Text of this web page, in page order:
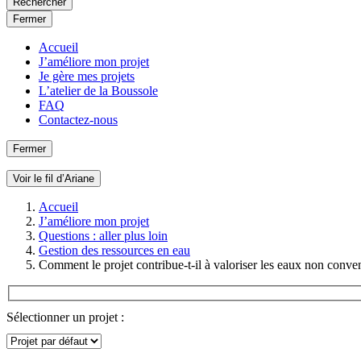
Fermer
Accueil
J’améliore mon projet
Je gère mes projets
L’atelier de la Boussole
FAQ
Contactez-nous
Fermer
Voir le fil d’Ariane
Accueil
J’améliore mon projet
Questions : aller plus loin
Gestion des ressources en eau
Comment le projet contribue-t-il à valoriser les eaux non
Sélectionner un projet :